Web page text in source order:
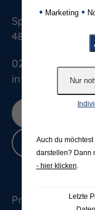
info@budde-
025813076
Splieterstrasse 41
48231
Bewertungen
Produkte &
• Marketing •
Auch du
darstellen? Dann
- hier klicken.
Letzte